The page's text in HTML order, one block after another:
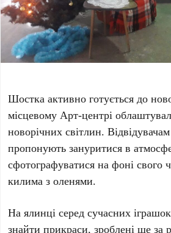
Шостка активно готується до
місцевому Арт-центрі
новорічних світлин.
пропонують зануритися в
сфотографуватися на фоні свого
килима з оленями.
На ялинці серед сучасних
знайти прикраси, зроблені ще за